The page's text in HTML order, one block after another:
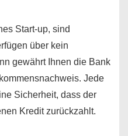
Start-up, sind
über kein
gewährt Ihnen die Bank
Jede
Sicherheit, dass der
Kredit zurückzahlt.